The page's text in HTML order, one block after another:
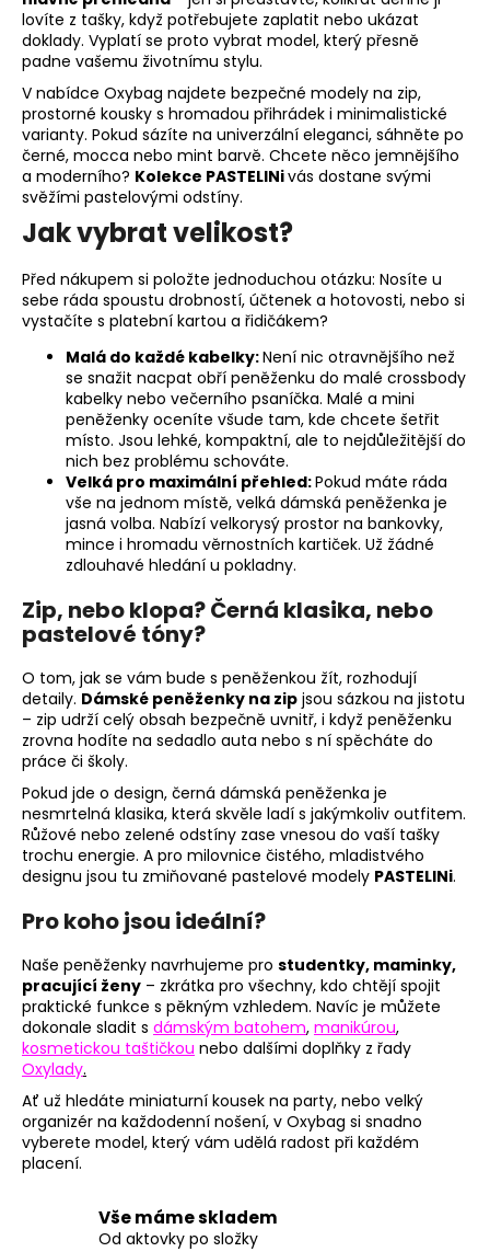
p
r
k
y
v
ý
i
s
u
lovíte z tašky, když potřebujete zaplatit nebo ukázat
doklady. Vyplatí se proto vybrat model, který přesně
padne vašemu životnímu stylu.
V nabídce Oxybag najdete bezpečné modely na zip,
prostorné kousky s hromadou přihrádek i minimalistické
varianty. Pokud sázíte na univerzální eleganci, sáhněte po
černé, mocca nebo mint barvě. Chcete něco jemnějšího
a moderního? Kolekce PASTELINivás dostane svými
svěžími pastelovými odstíny.
Jak vybrat velikost?
Před nákupem si položte jednoduchou otázku: Nosíte u
sebe ráda spoustu drobností, účtenek a hotovosti, nebo si
vystačíte s platební kartou a řidičákem?
Malá do každé kabelky:Není nic otravnějšího než
se snažit nacpat obří peněženku do malé crossbody
kabelky nebo večerního psaníčka. Malé a mini
peněženky oceníte všude tam, kde chcete šetřit
místo. Jsou lehké, kompaktní, ale to nejdůležitější do
nich bez problému schováte.
Velká pro maximální přehled:Pokud máte ráda
vše na jednom místě, velká dámská peněženka je
jasná volba. Nabízí velkorysý prostor na bankovky,
mince i hromadu věrnostních kartiček. Už žádné
zdlouhavé hledání u pokladny.
Zip, nebo klopa? Černá klasika, nebo
pastelové tóny?
O tom, jak se vám bude s peněženkou žít, rozhodují
detaily. Dámské peněženky na zip jsou sázkou na jistotu
– zip udrží celý obsah bezpečně uvnitř, i když peněženku
zrovna hodíte na sedadlo auta nebo s ní spěcháte do
práce či školy.
Pokud jde o design, černá dámská peněženka je
nesmrtelná klasika, která skvěle ladí s jakýmkoliv outfitem.
Růžové nebo zelené odstíny zase vnesou do vaší tašky
trochu energie. A pro milovnice čistého, mladistvého
designu jsou tu zmiňované pastelové modely PASTELINi.
Pro koho jsou ideální?
Naše peněženky navrhujeme pro studentky, maminky,
pracující ženy – zkrátka pro všechny, kdo chtějí spojit
praktické funkce s pěkným vzhledem. Navíc je můžete
dokonale sladit s dámským batohem, manikúrou,
kosmetickou taštičkou nebo dalšími doplňky z řady
Oxylady.
Ať už hledáte miniaturní kousek na party, nebo velký
organizér na každodenní nošení, v Oxybag si snadno
vyberete model, který vám udělá radost při každém
placení.
Vše máme skladem
Od aktovky po složky